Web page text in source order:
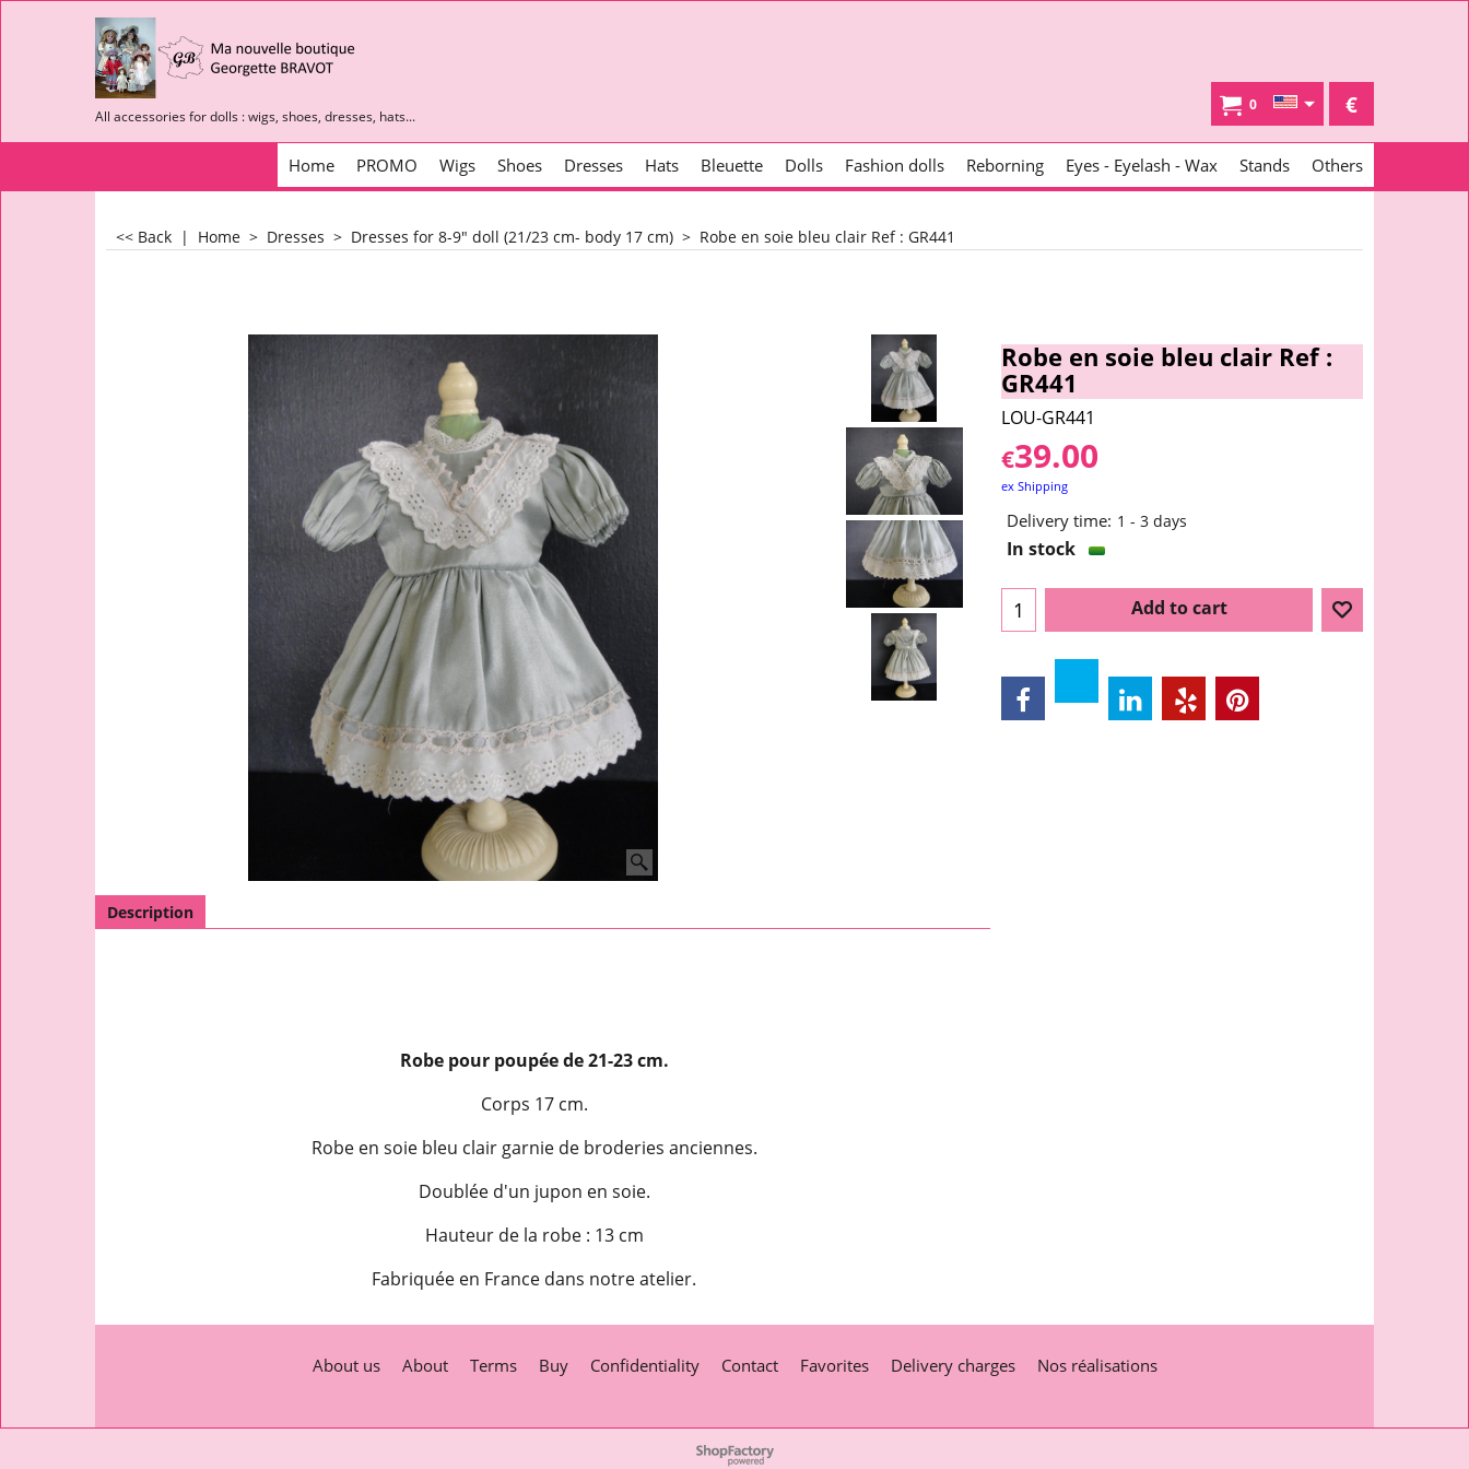
All accessories for dolls : wigs, shoes, dresses, hats...
0 €
Home PROMO Wigs Shoes Dresses Hats Bleuette Dolls Fashion dolls Reborning Eyes - Eyelash - Wax Stands Others
<< Back | Home > Dresses > Dresses for 8-9" doll (21/23 cm- body 17 cm) > Robe en soie bleu clair Ref : GR441
Robe en soie bleu clair Ref :
GR441
LOU-GR441
€39.00
ex Shipping
Delivery time: 1 - 3 days
In stock
Add to cart
Description
Robe pour poupée de 21-23 cm.
Corps 17 cm.
Robe en soie bleu clair garnie de broderies anciennes.
Doublée d'un jupon en soie.
Hauteur de la robe : 13 cm
Fabriquée en France dans notre atelier.
About us About Terms Buy Confidentiality Contact Favorites Delivery charges Nos réalisations
To create online store
ShopFactory eCommerce